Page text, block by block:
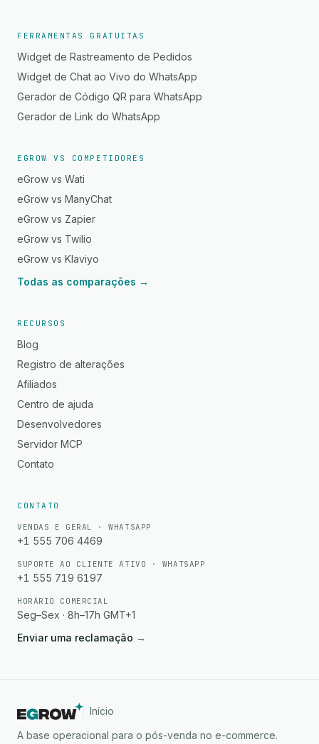
FERRAMENTAS GRATUITAS
Widget de Rastreamento de Pedidos
Widget de Chat ao Vivo do WhatsApp
Gerador de Código QR para WhatsApp
Gerador de Link do WhatsApp
EGROW VS COMPETIDORES
eGrow vs Wati
eGrow vs ManyChat
eGrow vs Zapier
eGrow vs Twilio
eGrow vs Klaviyo
Todas as comparações →
RECURSOS
Blog
Registro de alterações
Afiliados
Centro de ajuda
Desenvolvedores
Servidor MCP
Contato
CONTATO
VENDAS E GERAL · WHATSAPP
+1 555 706 4469
SUPORTE AO CLIENTE ATIVO · WHATSAPP
+1 555 719 6197
HORÁRIO COMERCIAL
Seg–Sex · 8h–17h GMT+1
Enviar uma reclamação →
Início
A base operacional para o pós-venda no e-commerce.